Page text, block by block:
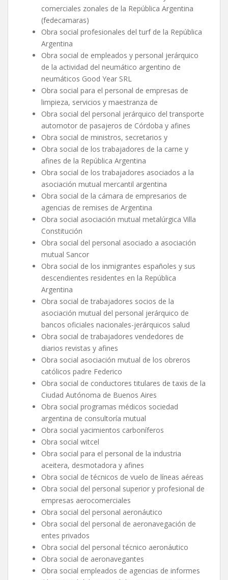
comerciales zonales de la República Argentina
(fedecamaras)
Obra social profesionales del turf de la República
Argentina
Obra social de empleados y personal jerárquico
de la actividad del neumático argentino de
neumáticos Good Year SRL
Obra social para el personal de empresas de
limpieza, servicios y maestranza de
Obra social del personal jerárquico del transporte
automotor de pasajeros de Córdoba y afines
Obra social de ministros, secretarios y
Obra social de los trabajadores de la carne y
afines de la República Argentina
Obra social de los trabajadores asociados a la
asociación mutual mercantil argentina
Obra social de la cámara de empresarios de
agencias de remises de Argentina
Obra social asociación mutual metalúrgica Villa
Constitución
Obra social del personal asociado a asociación
mutual Sancor
Obra social de los inmigrantes españoles y sus
descendientes residentes en la República
Argentina
Obra social de trabajadores socios de la
asociación mutual del personal jerárquico de
bancos oficiales nacionales-jerárquicos salud
Obra social de trabajadores vendedores de
diarios revistas y afines
Obra social asociación mutual de los obreros
católicos padre Federico
Obra social de conductores titulares de taxis de la
Ciudad Autónoma de Buenos Aires
Obra social programas médicos sociedad
argentina de consultoría mutual
Obra social yacimientos carboníferos
Obra social witcel
Obra social para el personal de la industria
aceitera, desmotadora y afines
Obra social de técnicos de vuelo de líneas aéreas
Obra social del personal superior y profesional de
empresas aerocomerciales
Obra social del personal aeronáutico
Obra social del personal de aeronavegación de
entes privados
Obra social del personal técnico aeronáutico
Obra social de aeronavegantes
Obra social empleados de agencias de informes